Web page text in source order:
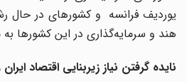
یوردیف فرانسه و کشورهای در حال
هند و سرمایه‌گذاری در این کشورها
نایده گرفتن نیاز زیربنایی اقتصاد